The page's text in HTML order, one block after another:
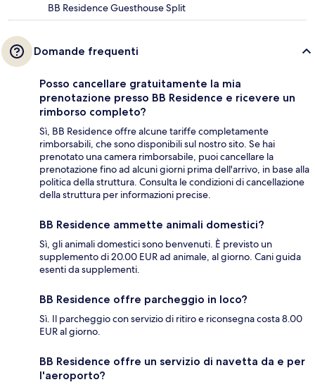
BB Residence Guesthouse Split
Domande frequenti
Posso cancellare gratuitamente la mia
prenotazione presso BB Residence e ricevere un
rimborso completo?
Sì, BB Residence offre alcune tariffe completamente
rimborsabili, che sono disponibili sul nostro sito. Se hai
prenotato una camera rimborsabile, puoi cancellare la
prenotazione fino ad alcuni giorni prima dell'arrivo, in base alla
politica della struttura. Consulta le condizioni di cancellazione
della struttura per informazioni precise.
BB Residence ammette animali domestici?
Sì, gli animali domestici sono benvenuti. È previsto un
supplemento di 20.00 EUR ad animale, al giorno. Cani guida
esenti da supplementi.
BB Residence offre parcheggio in loco?
Sì. Il parcheggio con servizio di ritiro e riconsegna costa 8.00
EUR al giorno.
BB Residence offre un servizio di navetta da e per
l'aeroporto?